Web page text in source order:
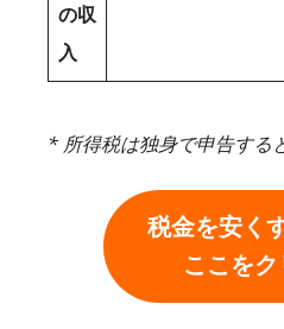
の収
入
* 所得税は独身で申告する
税金を安く
ここを